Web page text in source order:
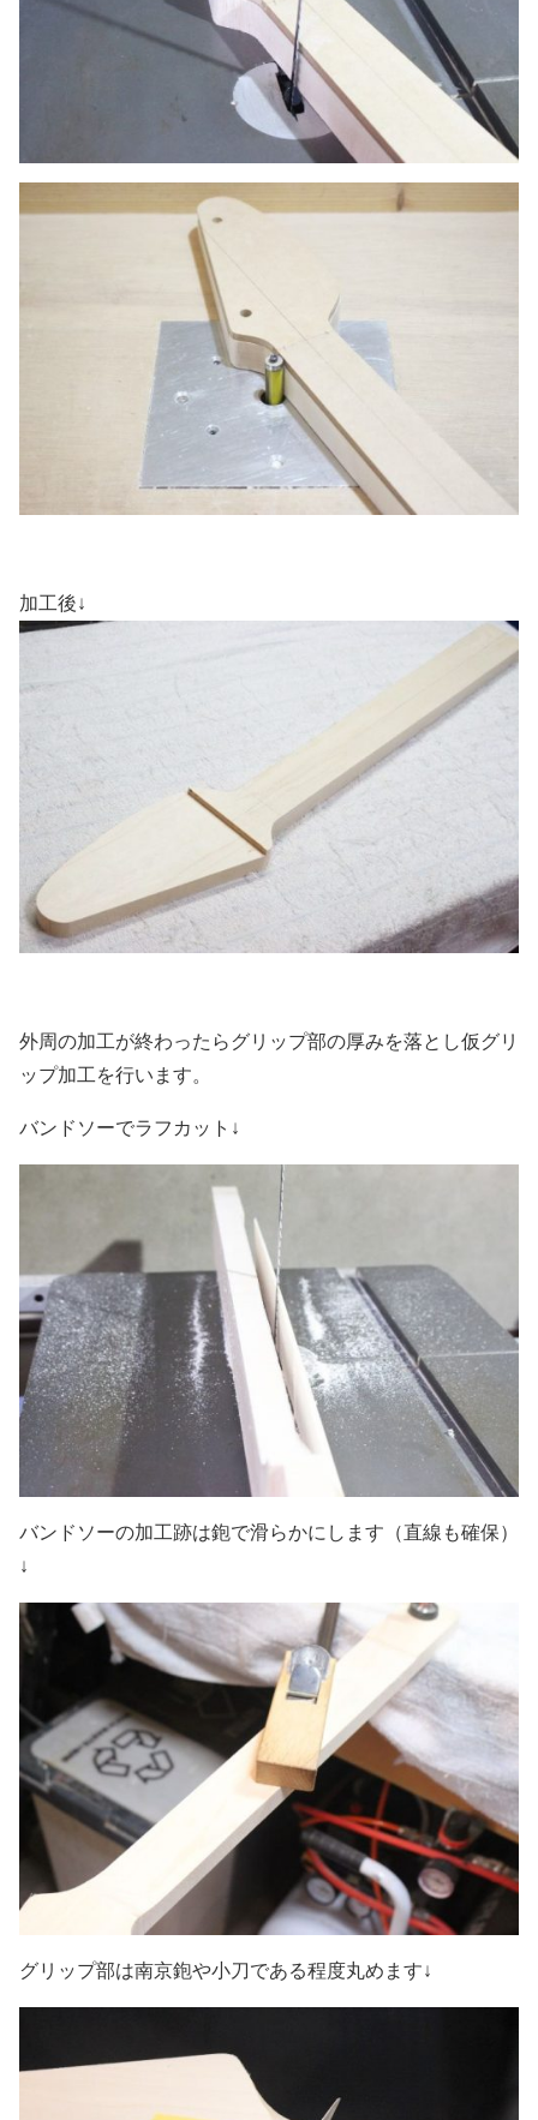
加工後↓
外周の加工が終わったらグリップ部の厚みを落とし仮グリ
ップ加工を行います。
バンドソーでラフカット↓
バンドソーの加工跡は鉋で滑らかにします（直線も確保）
↓
グリップ部は南京鉋や小刀である程度丸めます↓